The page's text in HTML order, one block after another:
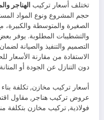
تختلف أسعار تركيب الهناجر
حجم المشروع ونوع المواد
الصغيرة والمتوسطة
والتشطيبات المطلوبة. يوفر
التصميم والتنفيذ والصيانة
الاستفادة من مقارنة
دون التنازل عن الجودة أو
أسعار تركيب مخازن, تكلفة
عروض تركيب هناجر, مقاول
فولاذية, تركيب مخازن بتكلفة